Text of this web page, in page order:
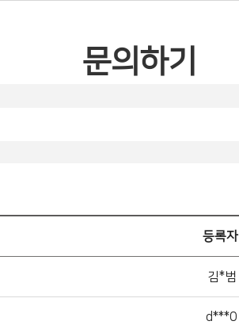
문의하기
등록자
김*범
d***0